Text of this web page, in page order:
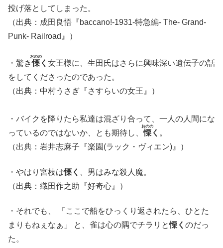
投げ落としてしまった。
（出典：成田良悟『baccano!-1931-特急編- The- Grand-
Punk- Railroad』）
・驚き慄
おのの
く 女王様に、生田氏はさらに興味深い遺伝子の話
をしてくださったのであった。
（出典：中村うさぎ『さすらいの女王』）
・バイクを降りたら私達は混ざり合って、一人の人間にな
っているのではないか、とも期待し、慄
おのの
く 。
（出典：岩井志麻子『楽園(ラック・ヴィエン)』）
・やはり宮枝は慄く
、男はみな殺人魔。
（出典：織田作之助『好奇心』）
・それでも、 「ここで船をひっくり返されたら、ひとた
まりもねぇなぁ」 と、雀は心の隅でチラリと慄く のだっ
た。